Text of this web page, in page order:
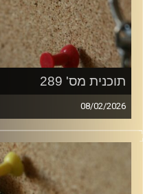
תוכנית מס' 289
08/02/2026
קלאסיקות רוק עם אורן הוף.
włodi